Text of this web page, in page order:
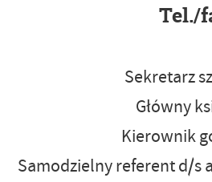
Tel./
Sekretarz
Główny
Kierownik
Samodzielny referent d/s